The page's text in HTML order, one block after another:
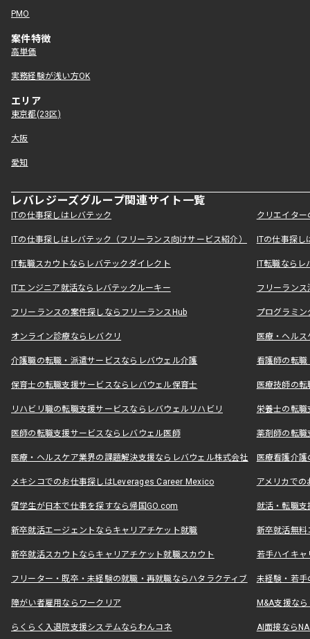
PMO
案件特徴
高単価
実務経験が浅い方OK
エリア
東京都(23区)
大阪
愛知
レバレジーズグループ関連サイト一覧
ITの仕事探しはレバテック クリエイタ
ITの仕事探しはレバテック（フリーランス向けサービス紹介） ITの仕事探
IT転職スカウトならレバテックダイレクト IT転職なら
ITエンジニア就活ならレバテックルーキー フリーラン
フリーランスの案件探しならフリーランスHub プログラミ
オンライン診療ならレバクリ 医療・ヘル
介護職の転職・派遣サービスならレバウェル介護 看護師の転
保育士の転職支援サービスならレバウェル保育士 医療技師の
リハビリ職の転職支援サービスならレバウェルリハビリ 栄養士の転
医師の転職支援サービスならレバウェル医師 薬剤師の転
医療・ヘルスケア業界の課題解決支援ならレバウェル株式会社 医療看護介
メキシコでのお仕事探しはLeverages Career Mexico アメリカで
留学生が日本で仕事を探すなら帰国GO.com 就活・転職
新卒就活エージェントならキャリアチケット就職 新卒就活無料
新卒就活スカウトならキャリアチケット就職スカウト 若手ハイキ
フリーター・既卒・未経験の就職・再就職ならハタラクティブ 未経験・若手
障がい者雇用ならワークリア M&A支援な
らくらく入退院支援システムならわんコネ AI面接なら